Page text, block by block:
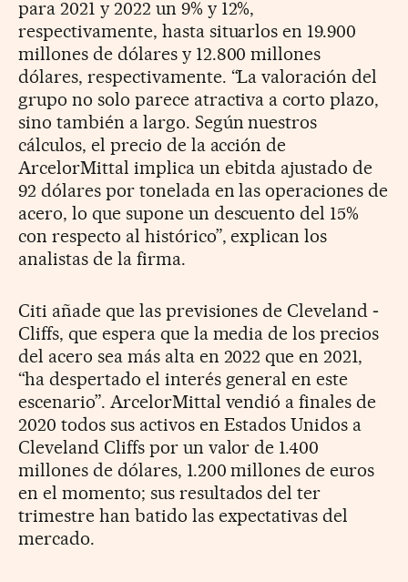
para 2021 y 2022 un 9% y 12%,
respectivamente, hasta situarlos en 19.900
millones de dólares y 12.800 millones
dólares, respectivamente. “La valoración del
grupo no solo parece atractiva a corto plazo,
sino también a largo. Según nuestros
cálculos, el precio de la acción de
ArcelorMittal implica un ebitda ajustado de
92 dólares por tonelada en las operaciones de
acero, lo que supone un descuento del 15%
con respecto al histórico”, explican los
analistas de la firma.
Citi añade que las previsiones de Cleveland ­
Cliffs, que espera que la media de los precios
del acero sea más alta en 2022 que en 2021,
“ha despertado el interés general en este
escenario”. ArcelorMittal vendió a finales de
2020 todos sus activos en Estados Unidos a
Cleveland Cliffs por un valor de 1.400
millones de dólares, 1.200 millones de euros
en el momento; sus resultados del ter
trimestre han batido las expectativas del
mercado.